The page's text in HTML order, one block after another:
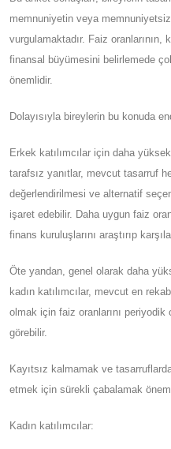
memnuniyetin veya
vurgulamaktadır. Faiz oranlarının,
finansal büyümesini belirlemede
önemlidir.
Dolayısıyla bireylerin bu konuda
Erkek katılımcılar için daha
tarafsız yanıtlar, mevcut tasarruf
değerlendirilmesi ve alternatif
işaret edebilir. Daha uygun faiz
finans kuruluşlarını araştırıp
Öte yandan, genel olarak daha
kadın katılımcılar, mevcut en
olmak için faiz oranlarını
görebilir.
Kayıtsız kalmamak ve
etmek için sürekli çabalamak
Kadın katılımcılar: